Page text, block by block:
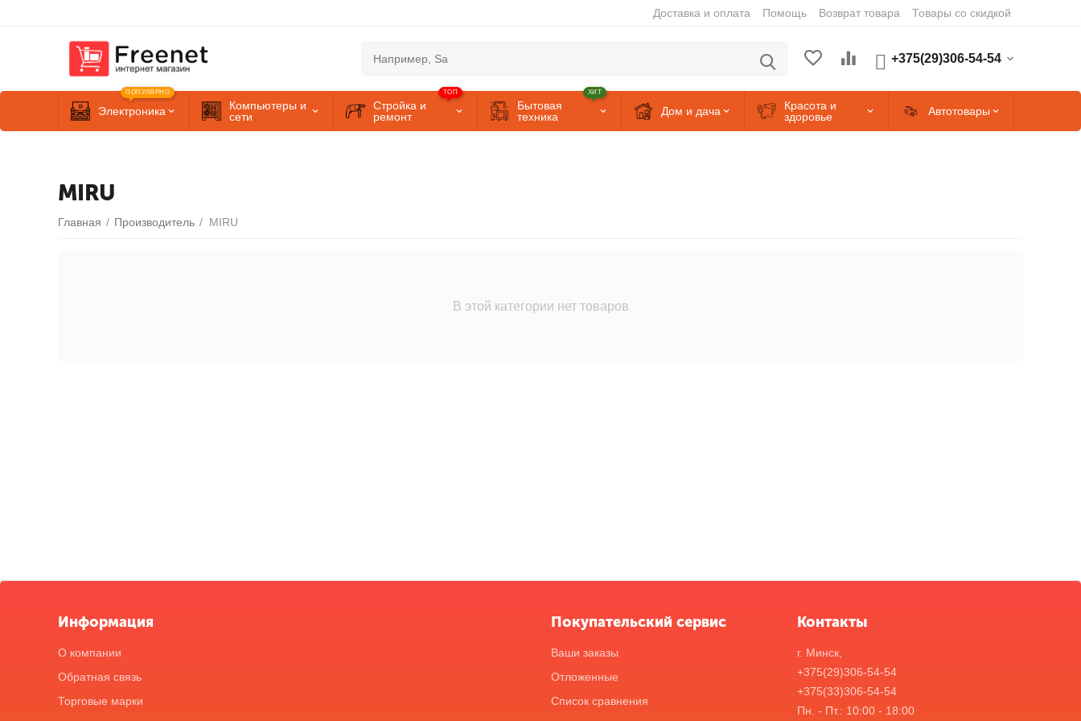
Доставка и оплата Помощь Возврат товара Товары со скидкой
+375(29)306-54-54
Электроника
ПОПУЛЯРНО
Компьютеры и
сети
Стройка и
ремонт
ТОП
Бытовая
техника
ХИТ
Дом и дача
Красота и
здоровье
Автотовары
MIRU
Главная / Производитель / MIRU
В этой категории нет товаров
Информация
О компании
Обратная связь
Торговые марки
Покупательский сервис
Ваши заказы
Отложенные
Список сравнения
Контакты
г. Минск,
+375(29)306-54-54
+375(33)306-54-54
Пн. - Пт.: 10:00 - 18:00